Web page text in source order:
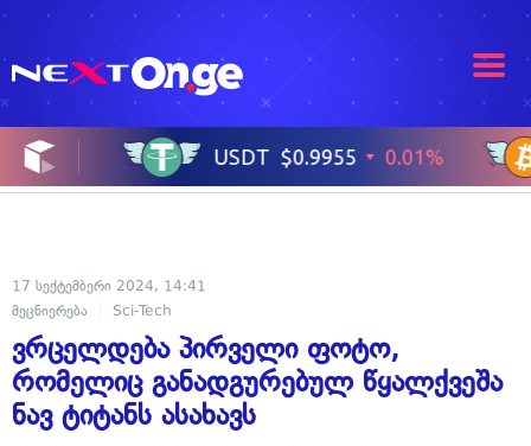
17 სექტემბერი 2024, 14:41
მეცნიერება
Sci-Tech
ვრცელდება პირველი ფოტო,
რომელიც განადგურებულ წყალქვეშა
ნავ ტიტანს ასახავს